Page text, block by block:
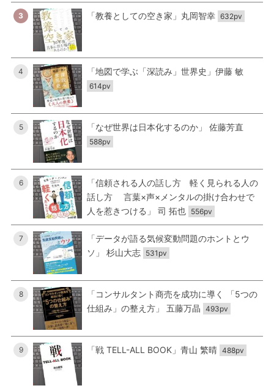
3 「教養としての空き家」丸岡智幸 632pv
4 「地図で学ぶ「深読み」世界史」伊藤 敏
614pv
5 「なぜ世界は日本化するのか」 佐藤芳直
588pv
6
「信頼される人の話し方 軽く見られる人の
話し方 言葉×声×メンタルの掛け合わせで
人を惹きつける」 司 拓也 556pv
7
「データが語る気候変動問題のホントとウ
ソ」 杉山大志 531pv
8
「コンサルタント商売を成功に導く 「5つの
仕組み」の整え方」 五藤万晶 493pv
9 「戦 TELL-ALL BOOK」青山 繁晴 488pv